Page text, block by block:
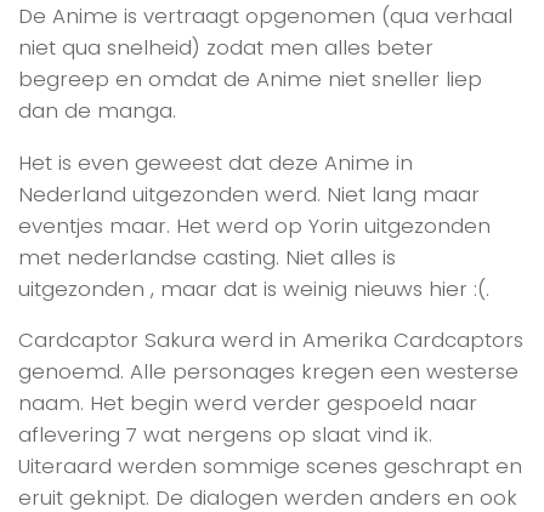
De Anime is vertraagt opgenomen (qua verhaal
niet qua snelheid) zodat men alles beter
begreep en omdat de Anime niet sneller liep
dan de manga.
Het is even geweest dat deze Anime in
Nederland uitgezonden werd. Niet lang maar
eventjes maar. Het werd op Yorin uitgezonden
met nederlandse casting. Niet alles is
uitgezonden , maar dat is weinig nieuws hier :(.
Cardcaptor Sakura werd in Amerika Cardcaptors
genoemd. Alle personages kregen een westerse
naam. Het begin werd verder gespoeld naar
aflevering 7 wat nergens op slaat vind ik.
Uiteraard werden sommige scenes geschrapt en
eruit geknipt. De dialogen werden anders en ook